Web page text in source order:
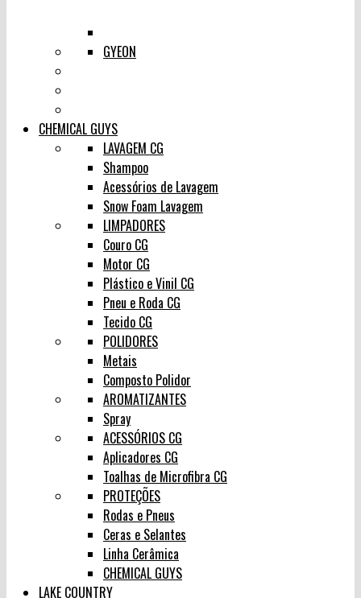
GYEON
CHEMICAL GUYS
LAVAGEM CG
Shampoo
Acessórios de Lavagem
Snow Foam Lavagem
LIMPADORES
Couro CG
Motor CG
Plástico e Vinil CG
Pneu e Roda CG
Tecido CG
POLIDORES
Metais
Composto Polidor
AROMATIZANTES
Spray
ACESSÓRIOS CG
Aplicadores CG
Toalhas de Microfibra CG
PROTEÇÕES
Rodas e Pneus
Ceras e Selantes
Linha Cerâmica
CHEMICAL GUYS
LAKE COUNTRY